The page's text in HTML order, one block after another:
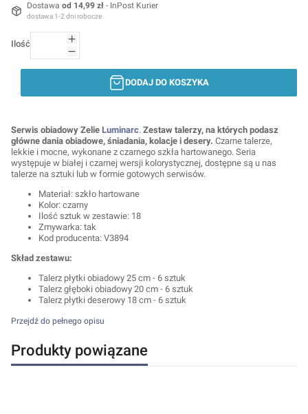
Dostawa od 14,99 zł - InPost Kurier
dostawa 1-2 dni robocze
Ilość
DODAJ DO KOSZYKA
Serwis obiadowy Zelie Luminarc. Zestaw talerzy, na których podasz
główne dania obiadowe, śniadania, kolacje i desery. Czarne talerze,
lekkie i mocne, wykonane z czarnego szkła hartowanego. Seria
występuje w białej i czarnej wersji kolorystycznej, dostępne są u nas
talerze na sztuki lub w formie gotowych serwisów.
Materiał: szkło hartowane
Kolor: czarny
Ilość sztuk w zestawie: 18
Zmywarka: tak
Kod producenta: V3894
Skład zestawu:
Talerz płytki obiadowy 25 cm - 6 sztuk
Talerz głęboki obiadowy 20 cm - 6 sztuk
Talerz płytki deserowy 18 cm - 6 sztuk
Przejdź do pełnego opisu
Produkty powiązane